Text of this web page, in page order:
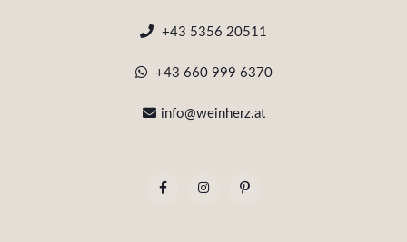
+43 5356 20511
+43 660 999 6370
info@weinherz.at